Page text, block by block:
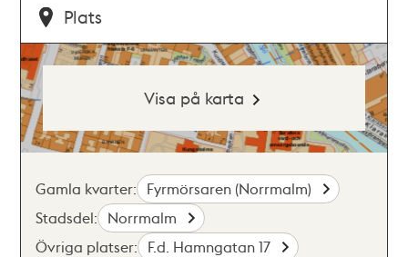
Plats
Visa på karta
Gamla kvarter: Fyrmörsaren (Norrmalm)
Stadsdel: Norrmalm
Övriga platser: F.d. Hamngatan 17